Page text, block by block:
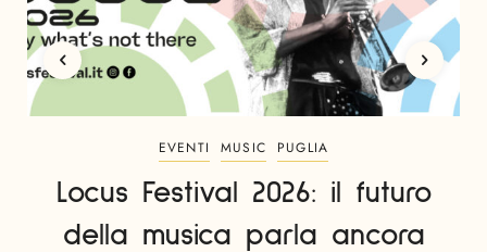
EVENTI MUSIC PUGLIA
Locus Festival 2026: il futuro
della musica parla ancora